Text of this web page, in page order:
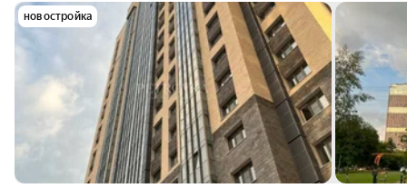
новостройка